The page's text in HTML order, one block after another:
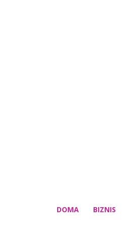
DOMA BIZNIS